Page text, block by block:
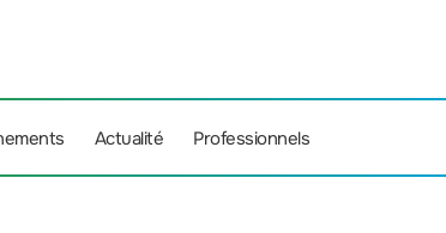
Actualité Professionnels